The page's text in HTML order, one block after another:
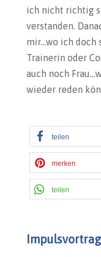
ich nicht richtig
verstanden.
mir…wo ich doch
Trainerin oder
auch noch
wieder reden
teilen
merken
teilen